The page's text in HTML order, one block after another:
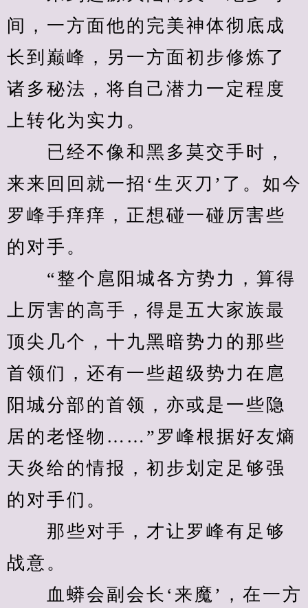
间，一方面他的完美神体彻底成
长到巅峰，另一方面初步修炼了
诸多秘法，将自己潜力一定程度
上转化为实力。
已经不像和黑多莫交手时，
来来回回就一招‘生灭刀’了。如今
罗峰手痒痒，正想碰一碰厉害些
的对手。
“整个扈阳城各方势力，算得
上厉害的高手，得是五大家族最
顶尖几个，十九黑暗势力的那些
首领们，还有一些超级势力在扈
阳城分部的首领，亦或是一些隐
居的老怪物……”罗峰根据好友熵
天炎给的情报，初步划定足够强
的对手们。
那些对手，才让罗峰有足够
战意。
血蟒会副会长‘来魔’，在一方